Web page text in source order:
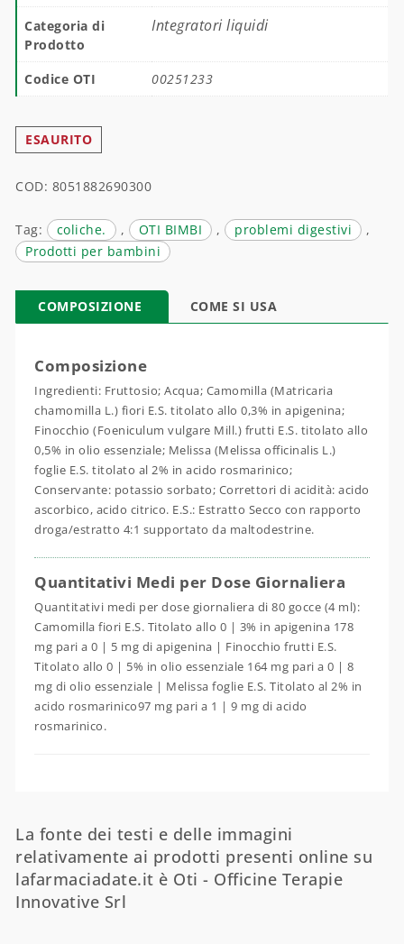
Categoria di
Prodotto
Integratori liquidi
Codice OTI 00251233
ESAURITO
COD: 8051882690300
Tag: coliche. , OTI BIMBI , problemi digestivi
,
Prodotti per bambini
COMPOSIZIONE COME SI USA
Composizione
Ingredienti: Fruttosio; Acqua; Camomilla (Matricaria
chamomilla L.) fiori E.S. titolato allo 0,3% in apigenina;
Finocchio (Foeniculum vulgare Mill.) frutti E.S. titolato allo
0,5% in olio essenziale; Melissa (Melissa officinalis L.)
foglie E.S. titolato al 2% in acido rosmarinico;
Conservante: potassio sorbato; Correttori di acidità: acido
ascorbico, acido citrico. E.S.: Estratto Secco con rapporto
droga/estratto 4:1 supportato da maltodestrine.
Quantitativi Medi per Dose Giornaliera
Quantitativi medi per dose giornaliera di 80 gocce (4 ml):
Camomilla fiori E.S. Titolato allo 0 | 3% in apigenina 178
mg pari a 0 | 5 mg di apigenina | Finocchio frutti E.S.
Titolato allo 0 | 5% in olio essenziale 164 mg pari a 0 | 8
mg di olio essenziale | Melissa foglie E.S. Titolato al 2% in
acido rosmarinico97 mg pari a 1 | 9 mg di acido
rosmarinico.
La fonte dei testi e delle immagini
relativamente ai prodotti presenti online su
lafarmaciadate.it è Oti - Officine Terapie
Innovative Srl